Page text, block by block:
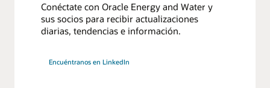
Conéctate con Oracle Energy and Water y
sus socios para recibir actualizaciones
diarias, tendencias e información.
Encuéntranos en LinkedIn